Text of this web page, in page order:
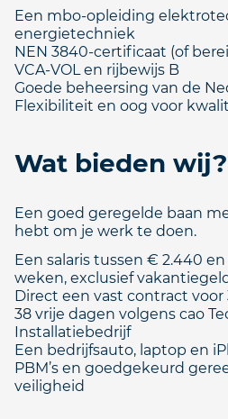
Een mbo-opleiding
energietechniek
NEN 3840-certificaat (of
VCA-VOL en rijbewijs B
Goede beheersing van de
Flexibiliteit en oog voor
Wat bieden wij?
Een goed geregelde baan
hebt om je werk te doen.
Een salaris tussen € 2.440
weken, exclusief
Direct een vast contract
38 vrije dagen volgens cao
Installatiebedrijf
Een bedrijfsauto, laptop en
PBM’s en goedgekeurd
veiligheid